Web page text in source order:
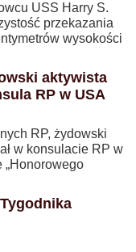
USS Harry S.
przekazania
wysokości
aktywista
RP w USA
RP, żydowski
w konsulacie RP w